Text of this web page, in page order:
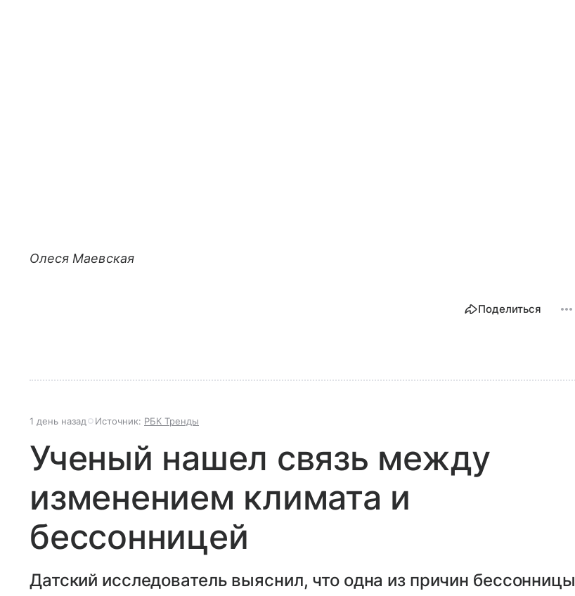
Олеся Маевская
Поделиться
1 день назад Источник: РБК Тренды
Ученый нашел связь между
изменением климата и
бессонницей
Датский исследователь выяснил, что одна из причин бессонницы